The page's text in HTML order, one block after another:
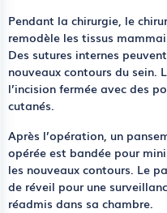
Pendant la chirurgie, le
remodèle les tissus
Des sutures internes
nouveaux contours du sein.
l’incision fermée avec des
cutanés.
Après l’opération, un
opérée est bandée pour
les nouveaux contours. Le
de réveil pour une
réadmis dans sa chambre.